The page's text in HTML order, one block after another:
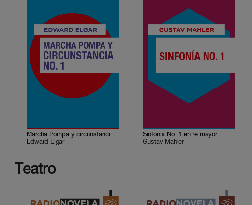
Marcha Pompa y circunstancia No. 1
Edward Elgar
Sinfonía No. 1 en re mayor
Gustav Mahler
Teatro